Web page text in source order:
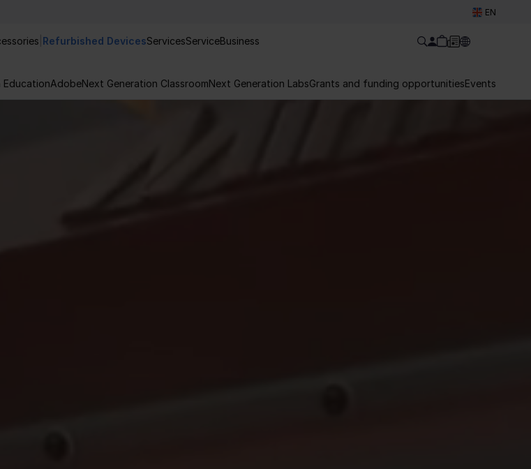
EN
Refurbished DevicesServicesServiceBusiness
EducationAdobeNext Generation ClassroomNext Generation LabsGrants and funding opportunitiesEvents